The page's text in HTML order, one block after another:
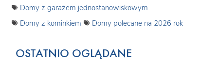
Domy z garażem jednostanowiskowym
Domy z kominkiem
Domy polecane na 2026 rok
OSTATNIO OGLĄDANE